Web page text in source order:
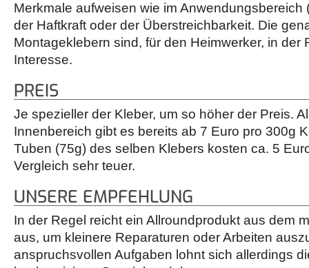
Merkmale aufweisen wie im Anwendungsbereich
der Haftkraft oder der Überstreichbarkeit. Die
Montageklebern sind, für den Heimwerker, in der
Interesse.
PREIS
Je spezieller der Kleber, um so höher der Preis.
Innenbereich gibt es bereits ab 7 Euro pro 300g
Tuben (75g) des selben Klebers kosten ca. 5
Vergleich sehr teuer.
UNSERE EMPFEHLUNG
In der Regel reicht ein Allroundprodukt aus dem
aus, um kleinere Reparaturen oder Arbeiten
anspruchsvollen Aufgaben lohnt sich allerdings